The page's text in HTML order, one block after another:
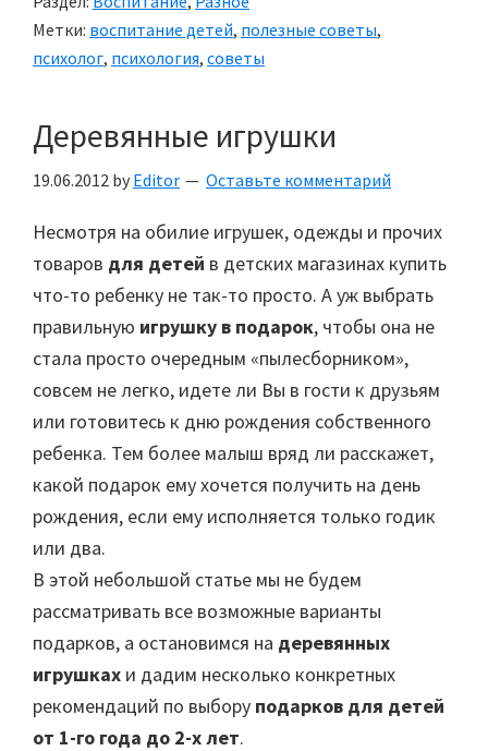
Метки: воспитание детей, полезные советы,
психолог, психология, советы
Деревянные игрушки
19.06.2012 by Editor Оставьте комментарий
Несмотря на обилие игрушек, одежды и прочих
товаров для детей в детских магазинах купить
что-то ребенку не так-то просто. А уж выбрать
правильную игрушку в подарок, чтобы она не
стала просто очередным «пылесборником»,
совсем не легко, идете ли Вы в гости к друзьям
или готовитесь к дню рождения собственного
ребенка. Тем более малыш вряд ли расскажет,
какой подарок ему хочется получить на день
рождения, если ему исполняется только годик
или два.
В этой небольшой статье мы не будем
рассматривать все возможные варианты
подарков, а остановимся на деревянных
игрушках и дадим несколько конкретных
рекомендаций по выбору подарков для детей
от 1-го года до 2-х лет.